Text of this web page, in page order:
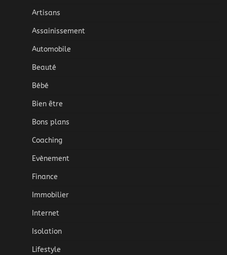
Artisans
Assainissement
Automobile
Beauté
Bébé
Bien être
Bons plans
Coaching
Evènement
Finance
Immobilier
Internet
Isolation
Lifestyle